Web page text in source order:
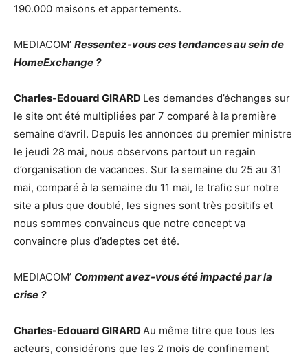
190.000 maisons et appartements.
MEDIACOM’ Ressentez-vous ces tendances au sein de
HomeExchange ?
Charles-Edouard GIRARD Les demandes d’échanges sur
le site ont été multipliées par 7 comparé à la première
semaine d’avril. Depuis les annonces du premier ministre
le jeudi 28 mai, nous observons partout un regain
d’organisation de vacances. Sur la semaine du 25 au 31
mai, comparé à la semaine du 11 mai, le trafic sur notre
site a plus que doublé, les signes sont très positifs et
nous sommes convaincus que notre concept va
convaincre plus d’adeptes cet été.
MEDIACOM’ Comment avez-vous été impacté par la
crise ?
Charles-Edouard GIRARD Au même titre que tous les
acteurs, considérons que les 2 mois de confinement